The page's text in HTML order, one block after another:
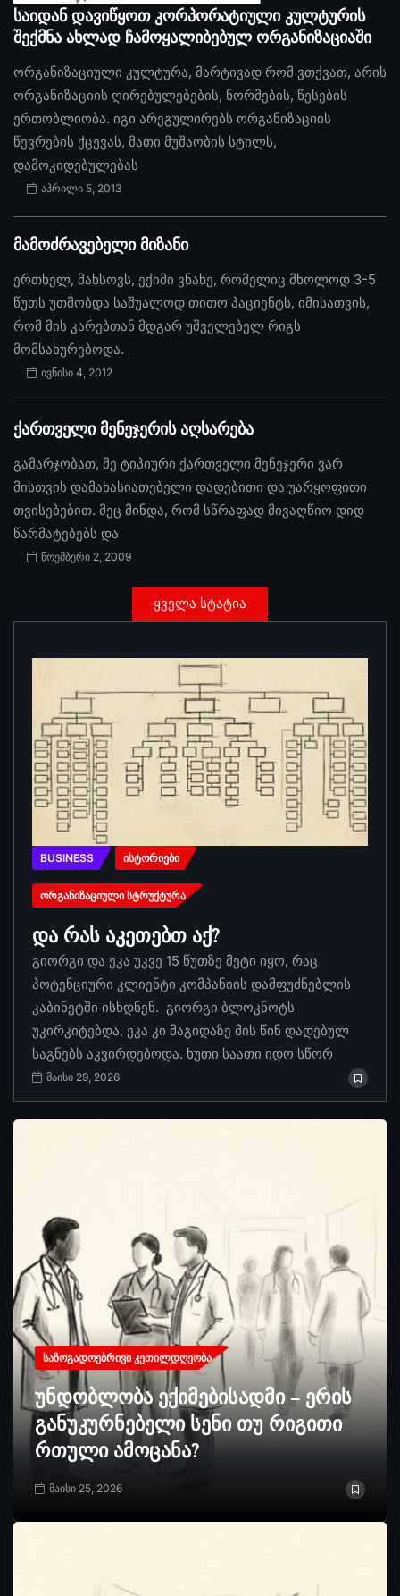
საიდან დავიწყოთ კორპორატიული კულტურის
შექმნა ახლად ჩამოყალიბებულ ორგანიზაციაში
ორგანიზაციული კულტურა, მარტივად რომ ვთქვათ, არის
ორგანიზაციის ღირებულებების, ნორმების, წესების
ერთობლიობა. იგი არეგულირებს ორგანიზაციის
წევრების ქცევას, მათი მუშაობის სტილს,
დამოკიდებულებას
აპრილი 5, 2013
მამოძრავებელი მიზანი
ერთხელ, მახსოვს, ექიმი ვნახე, რომელიც მხოლოდ 3-5
წუთს უთმობდა საშუალოდ თითო პაციენტს, იმისათვის,
რომ მის კარებთან მდგარ უშველებელ რიგს
მომსახურებოდა.
ივნისი 4, 2012
ქართველი მენეჯერის აღსარება
გამარჯობათ, მე ტიპიური ქართველი მენეჯერი ვარ
მისთვის დამახასიათებელი დადებითი და უარყოფითი
თვისებებით. მეც მინდა, რომ სწრაფად მივაღწიო დიდ
წარმატებებს და
ნოემბერი 2, 2009
ყველა სტატია
BUSINESS ᲘᲡᲢᲝᲠᲘᲔᲑᲘ
ᲝᲠᲒᲐᲜᲘᲖᲐᲪᲘᲣᲚᲘ ᲡᲢᲠᲣᲥᲢᲣᲠᲐ
და რას აკეთებთ აქ?
გიორგი და ეკა უკვე 15 წუთზე მეტი იყო, რაც
პოტენციური კლიენტი კომპანიის დამფუძნებლის
კაბინეტში ისხდნენ. გიორგი ბლოკნოტს
უკირკიტებდა, ეკა კი მაგიდაზე მის წინ დადებულ
საგნებს აკვირდებოდა. ხუთი საათი იდო სწორ
მაისი 29, 2026
ᲡᲐᲖᲝᲒᲐᲓᲝᲔᲑᲠᲘᲕᲘ ᲙᲔᲗᲘᲚᲓᲦᲔᲝᲑᲐ
უნდობლობა ექიმებისადმი – ერის
განუკურნებელი სენი თუ რიგითი
რთული ამოცანა?
მაისი 25, 2026